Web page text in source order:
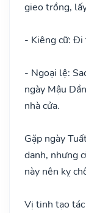
gieo trồng,
- Kiêng cữ: Đi
- Ngoại lệ:
ngày Mậu
nhà cửa.
Gặp ngày
danh, nhưng
này nên kỵ
Vị tinh tạo